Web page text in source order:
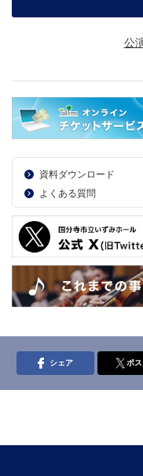
公
資料ダウンロード
よくある質問
シェア ポ